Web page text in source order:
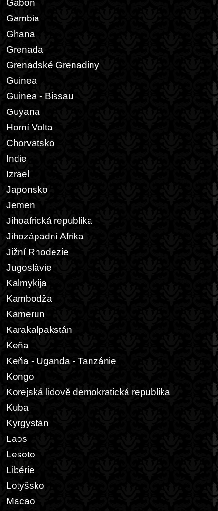
Gabon
Gambia
Ghana
Grenada
Grenadské Grenadiny
Guinea
Guinea - Bissau
Guyana
Horní Volta
Chorvatsko
Indie
Izrael
Japonsko
Jemen
Jihoafrická republika
Jihozápadní Afrika
Jižní Rhodezie
Jugoslávie
Kalmykija
Kambodža
Kamerun
Karakalpakstán
Keňa
Keňa - Uganda - Tanzánie
Kongo
Korejská lidově demokratická republika
Kuba
Kyrgystán
Laos
Lesoto
Libérie
Lotyšsko
Macao